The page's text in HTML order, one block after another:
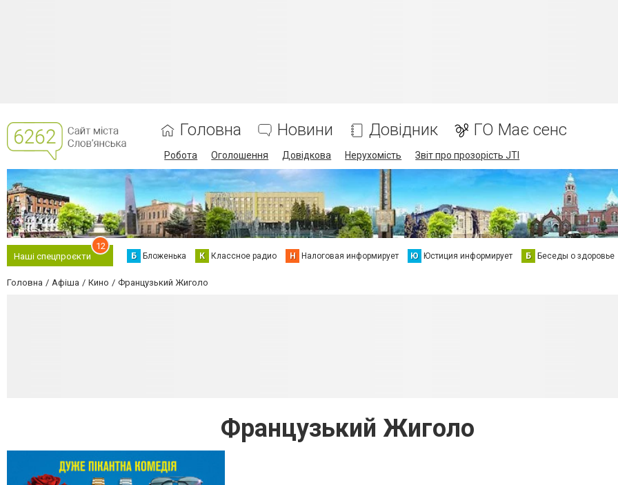
Головна Новини Довідник ГО Має сенс
Робота Оголошення Довідкова Нерухомість Звіт про прозорість JTI
Наші спецпроєкти
12
Б Бложенька К Классное радио Н Налоговая информирует Ю Юстиция информирует Б Беседы о здоровье
Головна Афіша Кино Французький Жиголо
Французький Жиголо